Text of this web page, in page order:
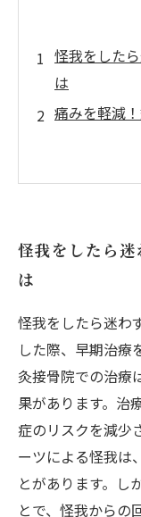
怪我をした
は
痛みを軽減
回復を促進
心の健康も
健康で活力
怪我を防ぐ
ビジョン
怪我をしたら
は
怪我をしたら迷わ
した際、早期治療
灸接骨院での治療
果があります。治
症のリスクを減少
ーツによる怪我は
とがあります。し
とで、怪我からの